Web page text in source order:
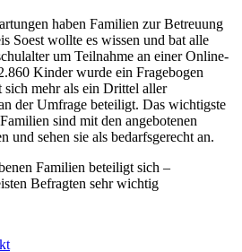
haben Familien zur Betreuung
Soest wollte es wissen und bat alle
um Teilnahme an einer Online-
Kinder wurde ein Fragebogen
mehr als ein Drittel aller
der Umfrage beteiligt. Das wichtigste
sind mit den angebotenen
und sehen sie als bedarfsgerecht an.
Familien beteiligt sich –
Befragten sehr wichtig